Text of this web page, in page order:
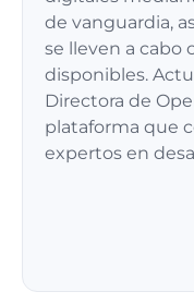
de vanguardia,
se lleven a cabo
disponibles.
Directora de
plataforma que
expertos en